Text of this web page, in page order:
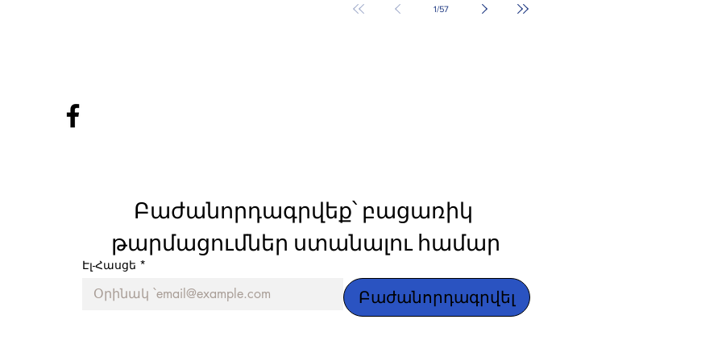
1/57
Բաժանորդագրվեք՝ բացառիկ
թարմացումներ ստանալու համար
Էլ-Հասցե *
Բաժանորդագրվել